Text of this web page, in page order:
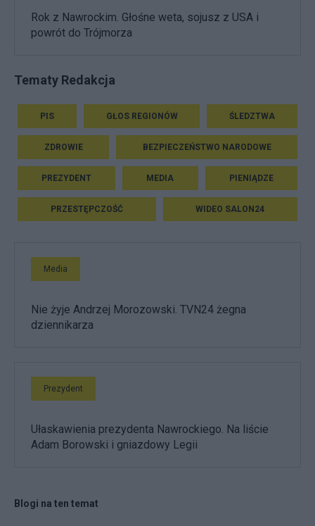
Rok z Nawrockim. Głośne weta, sojusz z USA i
powrót do Trójmorza
Tematy Redakcja
PIS GŁOS REGIONÓW ŚLEDZTWA
ZDROWIE BEZPIECZEŃSTWO NARODOWE
PREZYDENT MEDIA PIENIĄDZE
PRZESTĘPCZOŚĆ WIDEO SALON24
Media
Nie żyje Andrzej Morozowski. TVN24 żegna
dziennikarza
Prezydent
Ułaskawienia prezydenta Nawrockiego. Na liście
Adam Borowski i gniazdowy Legii
Blogi na ten temat